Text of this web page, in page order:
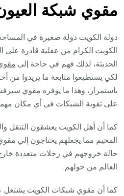
مقوي شبكة
دولة الكويت دولة صغيرة في
الكويت الكرام من عقلية قادرة على
الحديثة، لذلك فهم في حاجة إلى
لكي يستطيعوا متابعة ما يريدوا من
باستمرار، وهذا ما يوفره مقوي
على تقوية الشبكات في أي مكان
كما أن أهل الكويت يعشقون التنقل
المخيم مما يجعلهم يحتاجون إلي
حالة خروجهم في رحلات متعددة
العالم من حولهم.
كما أن مقوي شبكات الكويت يشتغل